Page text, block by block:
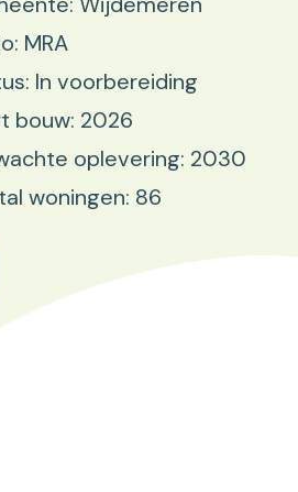
MRA
In voorbereiding
bouw: 2026
oplevering: 2030
woningen: 86